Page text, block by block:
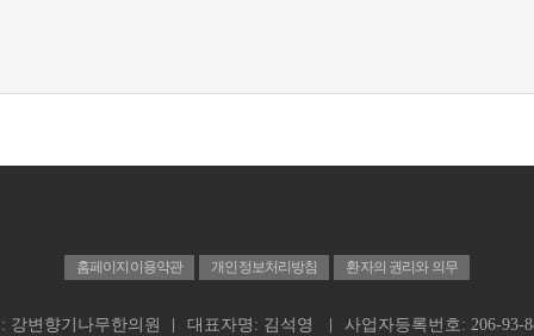
홈페이지이용약관 개인정보처리방침 환자의 권리와 의무
강변향기나무한의원 대표자명: 김석영 사업자등록번호: 206-93-